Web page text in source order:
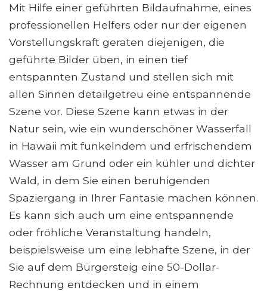
Mit Hilfe einer geführten Bildaufnahme, eines
professionellen Helfers oder nur der eigenen
Vorstellungskraft geraten diejenigen, die
geführte Bilder üben, in einen tief
entspannten Zustand und stellen sich mit
allen Sinnen detailgetreu eine entspannende
Szene vor. Diese Szene kann etwas in der
Natur sein, wie ein wunderschöner Wasserfall
in Hawaii mit funkelndem und erfrischendem
Wasser am Grund oder ein kühler und dichter
Wald, in dem Sie einen beruhigenden
Spaziergang in Ihrer Fantasie machen können.
Es kann sich auch um eine entspannende
oder fröhliche Veranstaltung handeln,
beispielsweise um eine lebhafte Szene, in der
Sie auf dem Bürgersteig eine 50-Dollar-
Rechnung entdecken und in einem